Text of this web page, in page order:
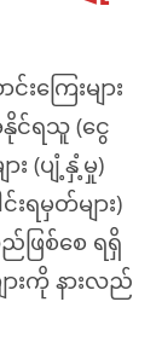
ကြေးများ
င်ရသူ (ငွေ
း (ပျံ့နှံ့မှု)
ရမှတ်များ)
ဖြစ်စေ ရရှိ
ားကို နားလည်